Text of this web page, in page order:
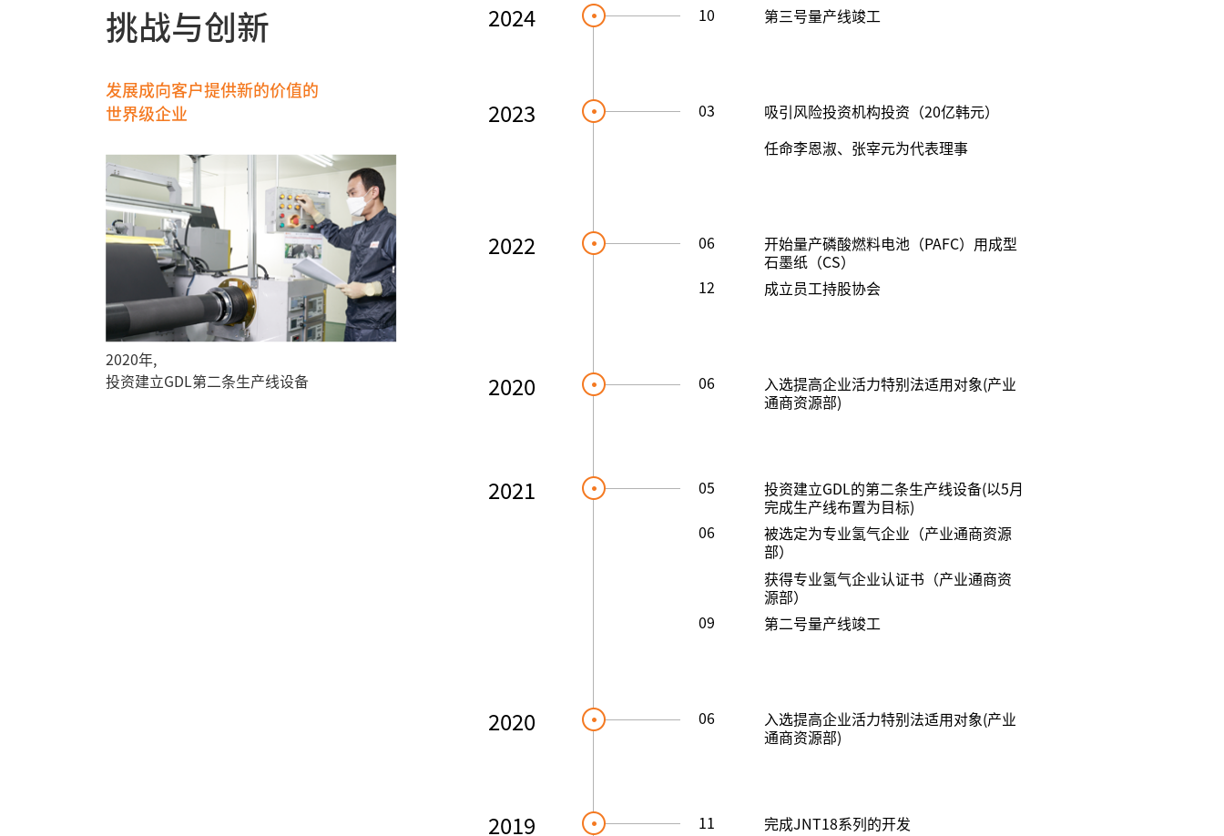
挑战与创新
发展成向客户提供新的价值的
世界级企业
2020年,
投资建立GDL第二条生产线设备
2024 10 第三号量产线竣工
2023 03
吸引风险投资机构投资（20亿韩元）
任命李恩淑、张宰元为代表理事
2022 06
开始量产磷酸燃料电池（PAFC）用成型
石墨纸（CS）
12
成立员工持股协会
2020 06
入选提高企业活力特别法适用对象(产业
通商资源部)
2021 05
投资建立GDL的第二条生产线设备(以5月
完成生产线布置为目标)
06
被选定为专业氢气企业（产业通商资源
部）
获得专业氢气企业认证书（产业通商资
源部）
09
第二号量产线竣工
2020 06
入选提高企业活力特别法适用对象(产业
通商资源部)
2019 11
完成JNT18系列的开发